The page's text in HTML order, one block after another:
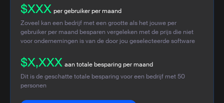
$XXX per gebruiker per maand
Zoveel kan een bedrijf met een grootte als het jouwe per
gebruiker per maand besparen vergeleken met de prijs die niet
voor ondernemingen is van de door jou geselecteerde software
$X,XXX aan totale besparing per maand
Dit is de geschatte totale besparing voor een bedrijf met50
personen